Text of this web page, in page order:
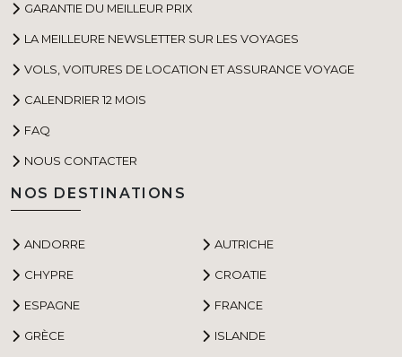
GARANTIE DU MEILLEUR PRIX
LA MEILLEURE NEWSLETTER SUR LES VOYAGES
VOLS, VOITURES DE LOCATION ET ASSURANCE VOYAGE
CALENDRIER 12 MOIS
FAQ
NOUS CONTACTER
NOS DESTINATIONS
ANDORRE AUTRICHE
CHYPRE CROATIE
ESPAGNE FRANCE
GRÈCE ISLANDE